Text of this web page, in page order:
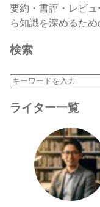
要約・書評・レビ
ら知識を深めるた
検索
ライター一覧